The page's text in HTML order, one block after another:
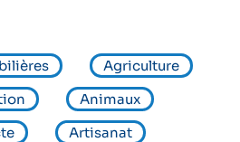
Agriculture
Animaux
Artisanat